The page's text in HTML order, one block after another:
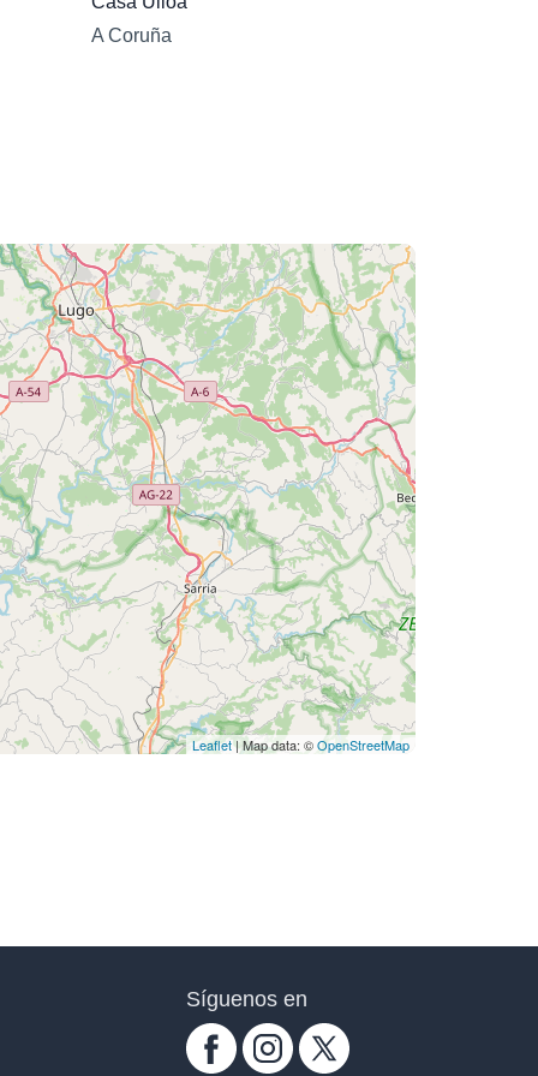
A Coruña
Leaflet| Map data: ©OpenStreetMap
Síguenos en